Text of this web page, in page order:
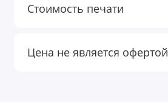
Стоимость печати
Цена не является офертой